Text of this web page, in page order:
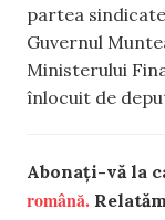
partea
Guvernul
Ministerului
înlocuit de
Abonați-vă la
română.